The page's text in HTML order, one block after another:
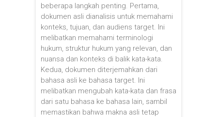
beberapa langkah penting. Pertama,
dokumen asli dianalisis untuk memahami
konteks, tujuan, dan audiens target. Ini
melibatkan memahami terminologi
hukum, struktur hukum yang relevan, dan
nuansa dan konteks di balik kata-kata.
Kedua, dokumen diterjemahkan dari
bahasa asli ke bahasa target. Ini
melibatkan mengubah kata-kata dan frasa
dari satu bahasa ke bahasa lain, sambil
memastikan bahwa makna asli tetap